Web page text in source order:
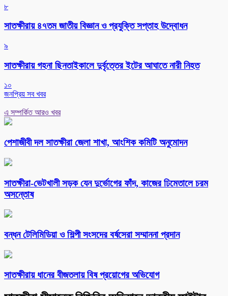
৮
সাতক্ষীরায় ৪৭তম জাতীয় বিজ্ঞান ও প্রযুক্তি সপ্তাহ উদ্বোধন
৯
সাতক্ষীরায় গহনা ছিনতাইকালে দুর্বৃত্তের ইটের আঘাতে নারী নিহত
১০
জনপ্রিয় সব খবর
এ সম্পর্কিত আরও খবর
পেশাজীবী দল সাতক্ষীরা জেলা শাখা, আংশিক কমিটি অনুমোদন
সাতক্ষীরা-ভেটখালী সড়ক যেন দুর্ভোগের ফাঁদ, কাজের ঢিমেতালে চরম
অসন্তোষ
বন্ধন টেলিমিডিয়া ও শিল্পী সংসদের বর্ষসেরা সম্মাননা প্রদান
সাতক্ষীরায় ধানের বীজতলায় বিষ প্রয়োগের অভিযোগ